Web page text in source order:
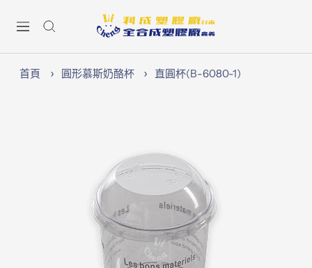
容
導
Lichen74
首頁 圓形慕斯奶酪杯 直圓杯(B-6080-1)